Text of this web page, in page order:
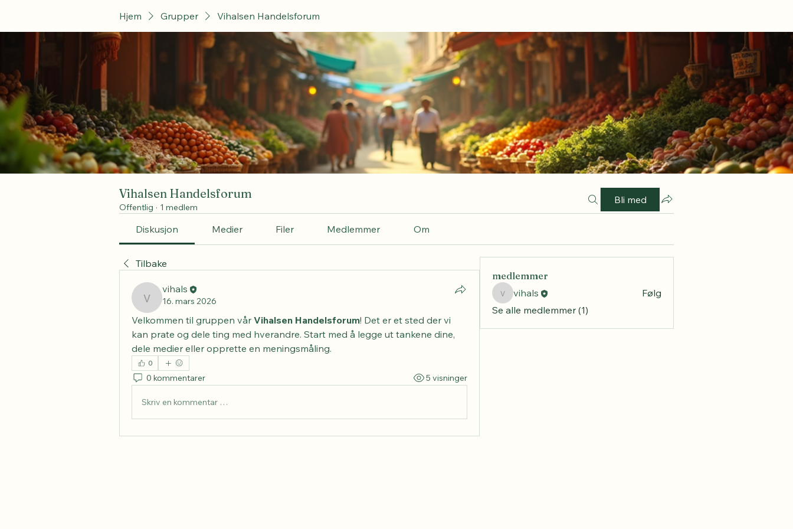
Hjem Grupper Vihalsen Handelsforum
Vihalsen Handelsforum
Offentlig · 1 medlem
Bli med
Diskusjon Medier Filer Medlemmer Om
Tilbake
vihals
vihals
16. mars 2026
Velkommen til gruppen vår Vihalsen Handelsforum! Det er et sted der vi
kan prate og dele ting med hverandre. Start med å legge ut tankene dine,
dele medier eller opprette en meningsmåling.
0
0 kommentarer 5 visninger
Skriv en kommentar …
medlemmer
vihalsvihals
Følg
Se alle medlemmer (1)